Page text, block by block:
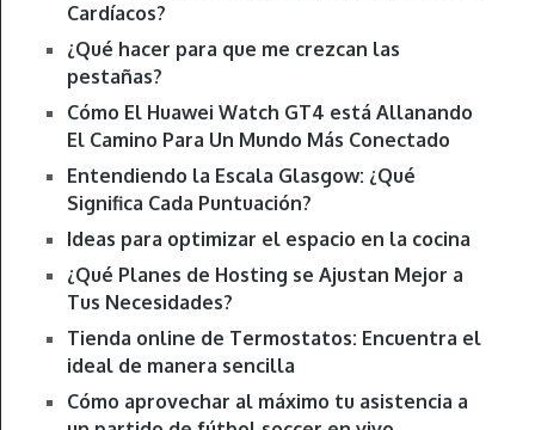
Cardíacos?
¿Qué hacer para que me crezcan las
pestañas?
Cómo El Huawei Watch GT4 está Allanando
El Camino Para Un Mundo Más Conectado
Entendiendo la Escala Glasgow: ¿Qué
Significa Cada Puntuación?
Ideas para optimizar el espacio en la cocina
¿Qué Planes de Hosting se Ajustan Mejor a
Tus Necesidades?
Tienda online de Termostatos: Encuentra el
ideal de manera sencilla
Cómo aprovechar al máximo tu asistencia a